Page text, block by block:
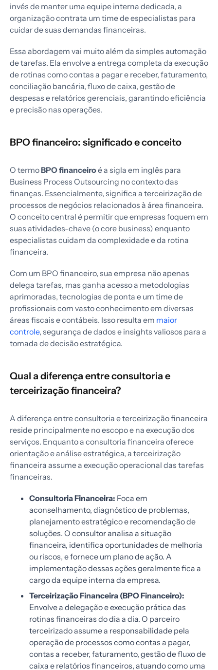
invés de manter uma equipe interna dedicada, a
organização contrata um time de especialistas para
cuidar de suas demandas financeiras.
Essa abordagem vai muito além da simples automação
de tarefas. Ela envolve a entrega completa da execução
de rotinas como contas a pagar e receber, faturamento,
conciliação bancária, fluxo de caixa, gestão de
despesas e relatórios gerenciais, garantindo eficiência
e precisão nas operações.
BPO financeiro: significado e conceito
O termoBPO financeiroé a sigla em inglês para
Business Process Outsourcing no contexto das
finanças. Essencialmente, significa a terceirização de
processos de negócios relacionados à área financeira.
O conceito central é permitir que empresas foquem em
suas atividades-chave (o core business) enquanto
especialistas cuidam da complexidade e da rotina
financeira.
Com um BPO financeiro, sua empresa não apenas
delega tarefas, mas ganha acesso a metodologias
aprimoradas, tecnologias de ponta e um time de
profissionais com vasto conhecimento em diversas
áreas fiscais e contábeis. Isso resulta em maior
controle, segurança de dados e insights valiosos para a
tomada de decisão estratégica.
Qual a diferença entre consultoria e
terceirização financeira?
A diferença entre consultoria e terceirização financeira
reside principalmente no escopo e na execução dos
serviços. Enquanto a consultoria financeira oferece
orientação e análise estratégica, a terceirização
financeira assume a execução operacional das tarefas
financeiras.
Consultoria Financeira: Foca em
aconselhamento, diagnóstico de problemas,
planejamento estratégico e recomendação de
soluções. O consultor analisa a situação
financeira, identifica oportunidades de melhoria
ou riscos, e fornece um plano de ação. A
implementação dessas ações geralmente fica a
cargo da equipe interna da empresa.
Terceirização Financeira (BPO Financeiro):
Envolve a delegação e execução prática das
rotinas financeiras do dia a dia. O parceiro
terceirizado assume a responsabilidade pela
operação de processos como contas a pagar,
contas a receber, faturamento, gestão de fluxo de
caixa e relatórios financeiros, atuando como uma